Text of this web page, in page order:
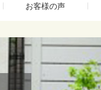
お客様の声